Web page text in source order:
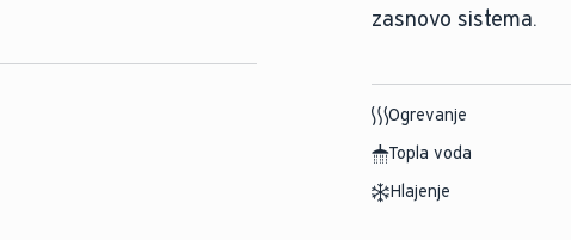
zasnovo sistema.
Ogrevanje
Topla voda
Hlajenje